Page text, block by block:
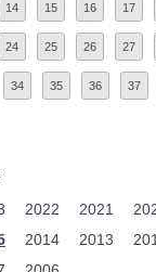
14 15 16 17
24 25 26 27
34 35 36 37
2022 2021
2014 2013